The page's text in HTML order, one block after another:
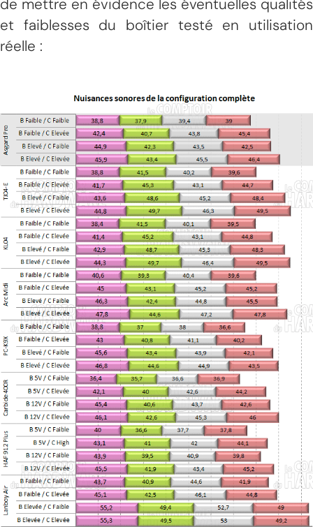
de mettre en évidence les éventuelles qualités
et faiblesses du boîtier testé en utilisation
réelle :